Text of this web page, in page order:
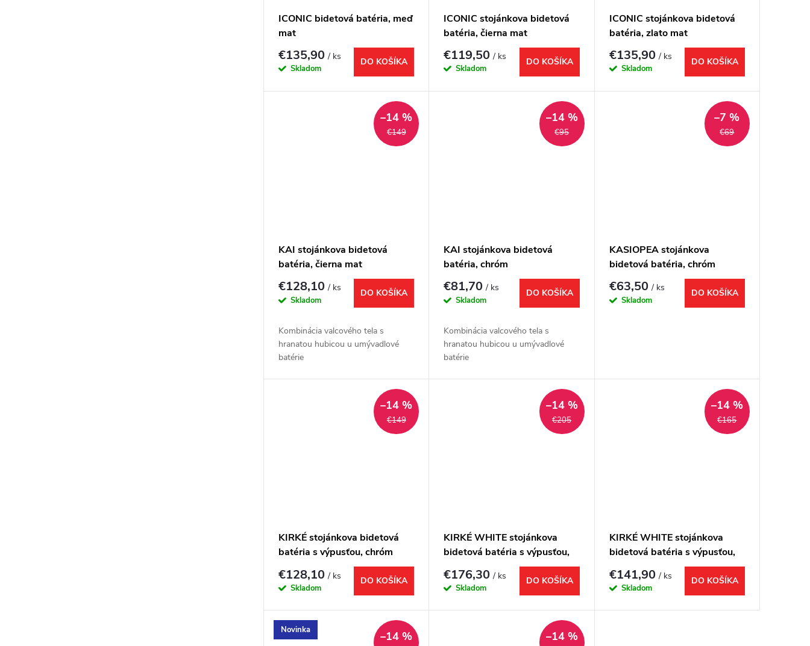
ICONIC bidetová batéria, meď
mat
€135,90/ ks
Skladom
DO KOŠÍKA
ICONIC stojánkova bidetová
batéria, čierna mat
€119,50/ ks
Skladom
DO KOŠÍKA
ICONIC stojánkova bidetová
batéria, zlato mat
€135,90/ ks
Skladom
DO KOŠÍKA
€149
–14 %
KAI stojánkova bidetová
batéria, čierna mat
€128,10/ ks
Skladom
DO KOŠÍKA
Kombinácia valcového tela s
hranatou hubicou u umývadlové
batérie
€95
–14 %
KAI stojánkova bidetová
batéria, chróm
€81,70/ ks
Skladom
DO KOŠÍKA
Kombinácia valcového tela s
hranatou hubicou u umývadlové
batérie
€69
–7 %
KASIOPEA stojánkova
bidetová batéria, chróm
€63,50/ ks
Skladom
DO KOŠÍKA
€149
–14 %
KIRKÉ stojánkova bidetová
batéria s výpusťou, chróm
€128,10/ ks
Skladom
DO KOŠÍKA
€205
–14 %
KIRKÉ WHITE stojánkova
bidetová batéria s výpusťou,
biela páčka, bronz
€176,30/ ks
Skladom
DO KOŠÍKA
€165
–14 %
KIRKÉ WHITE stojánkova
bidetová batéria s výpusťou,
biela páčka, chróm
€141,90/ ks
Skladom
DO KOŠÍKA
Novinka –14 % –14 %